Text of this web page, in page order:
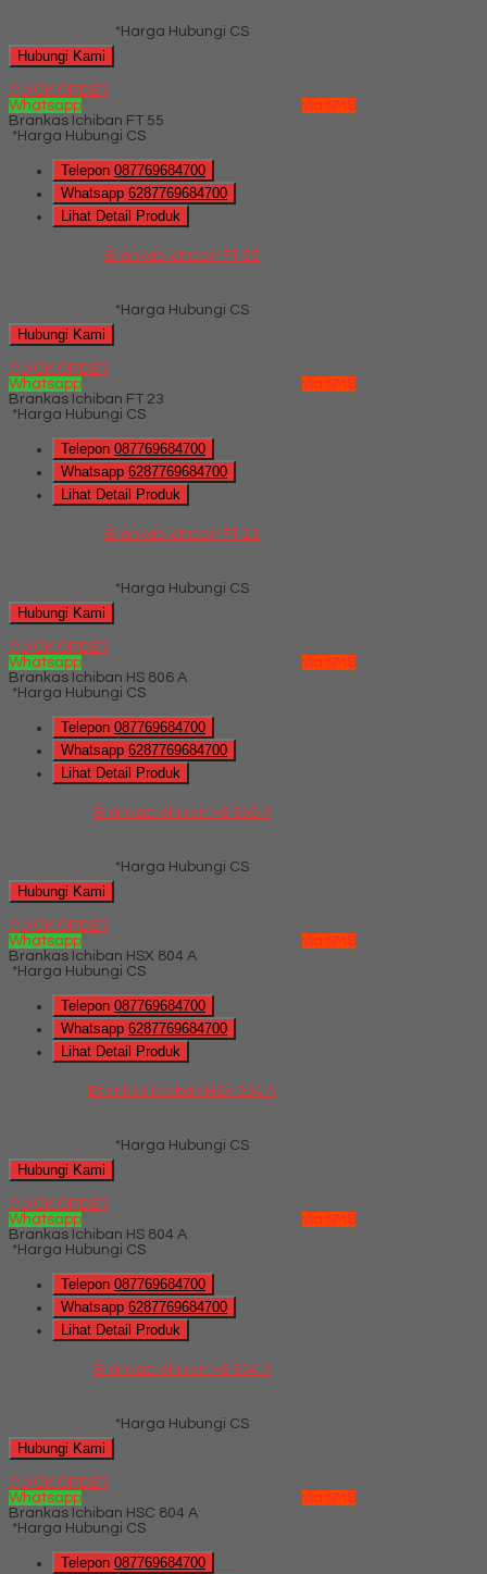
*Harga Hubungi CS
Hubungi Kami
QUICK ORDER
Whatsapp
via SMS
Brankas Ichiban FT 55
*Harga Hubungi CS
Telepon 087769684700
Whatsapp 6287769684700
Lihat Detail Produk
Brankas Ichiban FT 55
*Harga Hubungi CS
Hubungi Kami
QUICK ORDER
Whatsapp
via SMS
Brankas Ichiban FT 23
*Harga Hubungi CS
Telepon 087769684700
Whatsapp 6287769684700
Lihat Detail Produk
Brankas Ichiban FT 23
*Harga Hubungi CS
Hubungi Kami
QUICK ORDER
Whatsapp
via SMS
Brankas Ichiban HS 806 A
*Harga Hubungi CS
Telepon 087769684700
Whatsapp 6287769684700
Lihat Detail Produk
Brankas Ichiban HS 806 A
*Harga Hubungi CS
Hubungi Kami
QUICK ORDER
Whatsapp
via SMS
Brankas Ichiban HSX 804 A
*Harga Hubungi CS
Telepon 087769684700
Whatsapp 6287769684700
Lihat Detail Produk
Brankas Ichiban HSX 804 A
*Harga Hubungi CS
Hubungi Kami
QUICK ORDER
Whatsapp
via SMS
Brankas Ichiban HS 804 A
*Harga Hubungi CS
Telepon 087769684700
Whatsapp 6287769684700
Lihat Detail Produk
Brankas Ichiban HS 804 A
*Harga Hubungi CS
Hubungi Kami
QUICK ORDER
Whatsapp
via SMS
Brankas Ichiban HSC 804 A
*Harga Hubungi CS
Telepon 087769684700